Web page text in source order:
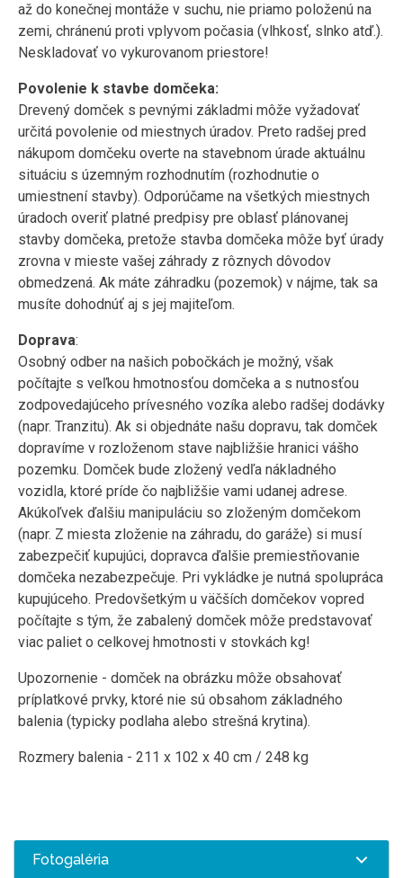
až do konečnej montáže v suchu, nie priamo položenú na
zemi, chránenú proti vplyvom počasia (vlhkosť, slnko atď.).
Neskladovať vo vykurovanom priestore!
Povolenie k stavbe domčeka:
Drevený domček s pevnými základmi môže vyžadovať
určitá povolenie od miestnych úradov. Preto radšej pred
nákupom domčeku overte na stavebnom úrade aktuálnu
situáciu s územným rozhodnutím (rozhodnutie o
umiestnení stavby). Odporúčame na všetkých miestnych
úradoch overiť platné predpisy pre oblasť plánovanej
stavby domčeka, pretože stavba domčeka môže byť úrady
zrovna v mieste vašej záhrady z rôznych dôvodov
obmedzená. Ak máte záhradku (pozemok) v nájme, tak sa
musíte dohodnúť aj s jej majiteľom.
Doprava:
Osobný odber na našich pobočkách je možný, však
počítajte s veľkou hmotnosťou domčeka a s nutnosťou
zodpovedajúceho prívesného vozíka alebo radšej dodávky
(napr. Tranzitu). Ak si objednáte našu dopravu, tak domček
dopravíme v rozloženom stave najbližšie hranici vášho
pozemku. Domček bude zložený vedľa nákladného
vozidla, ktoré príde čo najbližšie vami udanej adrese.
Akúkoľvek ďalšiu manipuláciu so zloženým domčekom
(napr. Z miesta zloženie na záhradu, do garáže) si musí
zabezpečiť kupujúci, dopravca ďalšie premiestňovanie
domčeka nezabezpečuje. Pri vykládke je nutná spolupráca
kupujúceho. Predovšetkým u väčších domčekov vopred
počítajte s tým, že zabalený domček môže predstavovať
viac paliet o celkovej hmotnosti v stovkách kg!
Upozornenie - domček na obrázku môže obsahovať
príplatkové prvky, ktoré nie sú obsahom základného
balenia (typicky podlaha alebo strešná krytina).
Rozmery balenia - 211 x 102 x 40 cm / 248 kg
Fotogaléria